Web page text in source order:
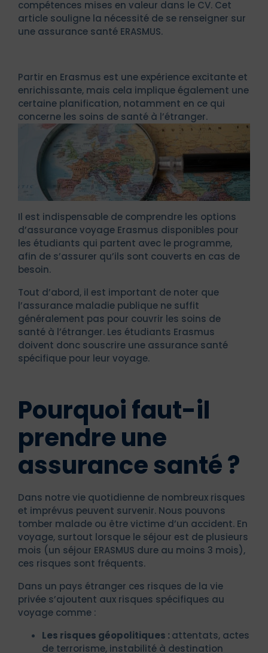
compétences mises en valeur dans le CV. Cet
article souligne la nécessité de se renseigner sur
une assurance santé ERASMUS.
Partir en Erasmus est une expérience excitante et
enrichissante, mais cela implique également une
certaine planification, notamment en ce qui
concerne les soins de santé à l’étranger.
Il est indispensable de comprendre les options
d’assurance voyage Erasmus disponibles pour
les étudiants qui partent avec le programme,
afin de s’assurer qu’ils sont couverts en cas de
besoin.
Tout d’abord, il est important de noter que
l’assurance maladie publique ne suffit
généralement pas pour couvrir les soins de
santé à l’étranger. Les étudiants Erasmus
doivent donc souscrire une assurance santé
spécifique pour leur voyage.
Pourquoi faut-il
prendre une
assurance santé ?
Dans notre vie quotidienne de nombreux risques
et imprévus peuvent survenir. Nous pouvons
tomber malade ou être victime d’un accident. En
voyage, surtout lorsque le séjour est de plusieurs
mois (un séjour ERASMUS dure au moins 3 mois),
ces risques sont fréquents.
Dans un pays étranger ces risques de la vie
privée s’ajoutent aux risques spécifiques au
voyage comme :
Les risques géopolitiques :attentats, actes
de terrorisme, instabilité à destination